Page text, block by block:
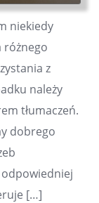
niekiedy
różnego
z
należy
tłumaczeń.
dobrego
[…]